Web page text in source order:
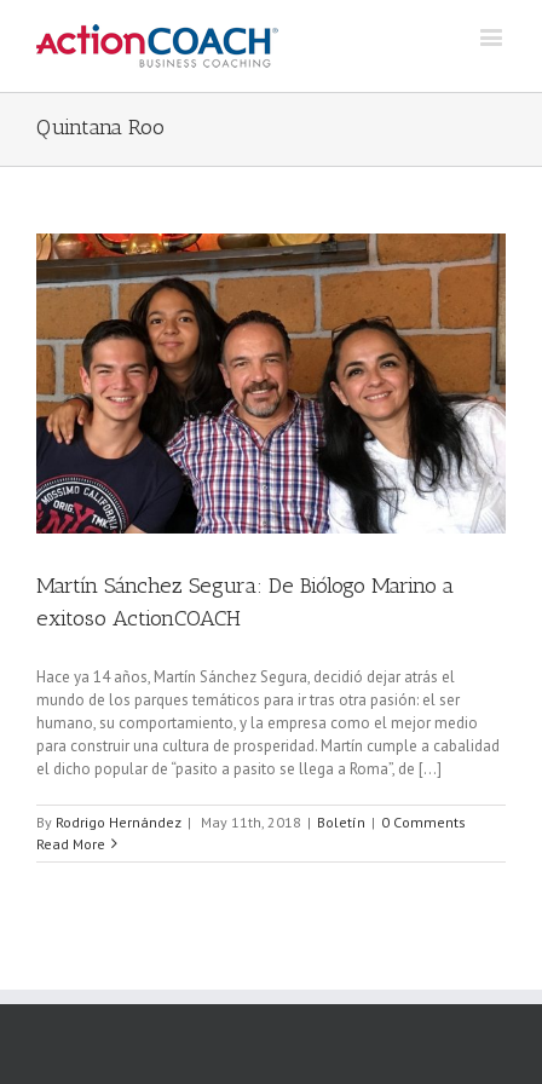
Quintana Roo
Martín Sánchez Segura: De Biólogo Marino a
exitoso ActionCOACH
Hace ya 14 años, Martín Sánchez Segura, decidió dejar atrás el
mundo de los parques temáticos para ir tras otra pasión: el ser
humano, su comportamiento, y la empresa como el mejor medio
para construir una cultura de prosperidad. Martín cumple a cabalidad
el dicho popular de “pasito a pasito se llega a Roma”, de [...]
By Rodrigo Hernández | May 11th, 2018 | Boletín | 0 Comments
Read More